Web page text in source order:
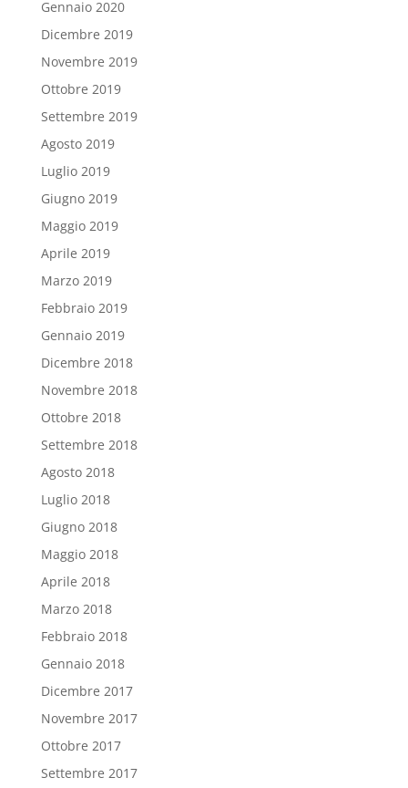
Gennaio 2020
Dicembre 2019
Novembre 2019
Ottobre 2019
Settembre 2019
Agosto 2019
Luglio 2019
Giugno 2019
Maggio 2019
Aprile 2019
Marzo 2019
Febbraio 2019
Gennaio 2019
Dicembre 2018
Novembre 2018
Ottobre 2018
Settembre 2018
Agosto 2018
Luglio 2018
Giugno 2018
Maggio 2018
Aprile 2018
Marzo 2018
Febbraio 2018
Gennaio 2018
Dicembre 2017
Novembre 2017
Ottobre 2017
Settembre 2017